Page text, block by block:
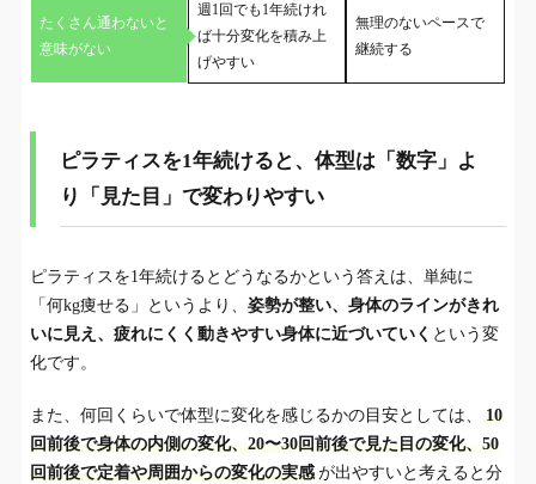
たくさん通わないと
意味がない
週1回でも1年続けれ
ば十分変化を積み上
げやすい
無理のないペースで
継続する
ピラティスを1年続けると、体型は「数字」よ
り「見た目」で変わりやすい
ピラティスを1年続けるとどうなるかという答えは、単純に
「何kg痩せる」というより、姿勢が整い、身体のラインがきれ
いに見え、疲れにくく動きやすい身体に近づいていく という変
化です。
また、何回くらいで体型に変化を感じるかの目安としては、
10
回前後で身体の内側の変化、20〜30回前後で見た目の変化、50
回前後で定着や周囲からの変化の実感 が出やすいと考えると分